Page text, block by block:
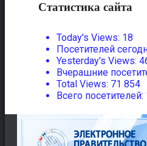
Статистика сайта
Today's Views: 18
Посетителей
Yesterday's Views:
Вчерашние
Total Views: 71 854
Всего посетителей: